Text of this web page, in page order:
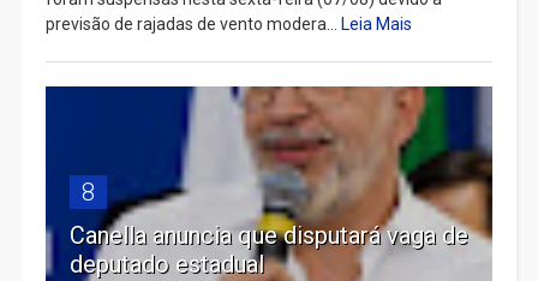
previsão de rajadas de vento modera... Leia Mais
8
Canella anuncia que disputará vaga de
deputado estadual